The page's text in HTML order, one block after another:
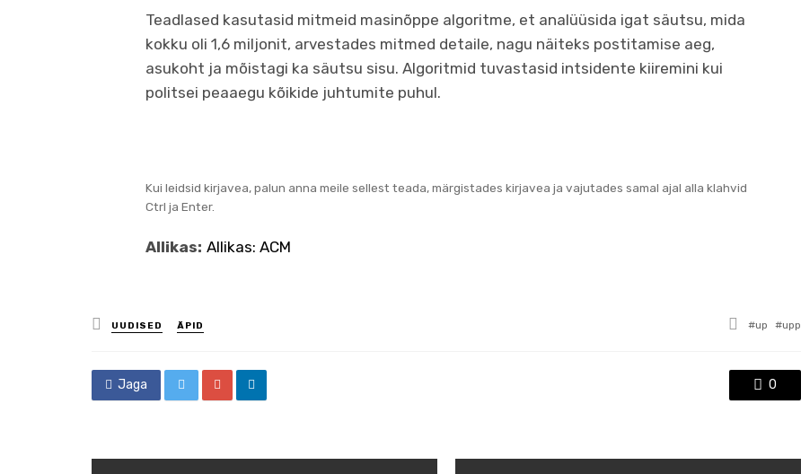
Teadlased kasutasid mitmeid masinõppe algoritme, et analüüsida igat säutsu, mida
kokku oli 1,6 miljonit, arvestades mitmed detaile, nagu näiteks postitamise aeg,
asukoht ja mõistagi ka säutsu sisu. Algoritmid tuvastasid intsidente kiiremini kui
politsei peaaegu kõikide juhtumite puhul.
Kui leidsid kirjavea, palun anna meile sellest teada, märgistades kirjavea ja vajutades samal ajal alla klahvid
Ctrl ja Enter.
Allikas: Allikas: ACM
Posted
in
UUDISED ÄPID
Tagged
up upp
Jaga 0